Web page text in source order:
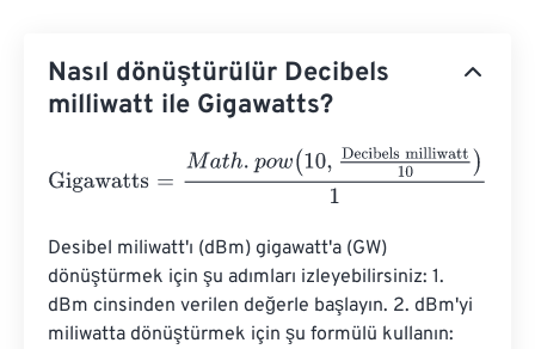
Nasıl dönüştürülür Decibels
milliwatt ile Gigawatts?
.pow(10 ,Decibels milliwatt10)1e12
Desibel miliwatt'ı (dBm) gigawatt'a (GW)
dönüştürmek için şu adımları izleyebilirsiniz: 1.
dBm cinsinden verilen değerle başlayın. 2. dBm'yi
miliwatta dönüştürmek için şu formülü kullanın: